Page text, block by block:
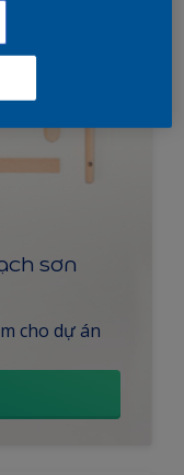
sơn
cho dự án